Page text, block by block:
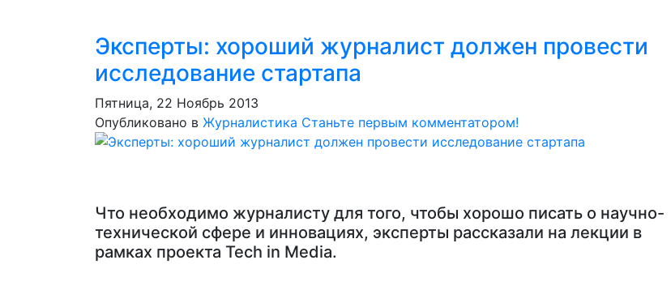
Эксперты: хороший журналист должен провести
исследование стартапа
Пятница, 22 Ноябрь 2013
Опубликовано в Журналистика Станьте первым комментатором!
Что необходимо журналисту для того, чтобы хорошо писать о научно-
технической сфере и инновациях, эксперты рассказали на лекции в
рамках проекта Tech in Media.